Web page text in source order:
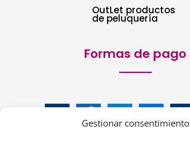
Gestionar consentimiento
OutLet productos
de peluquería
Formas de pago